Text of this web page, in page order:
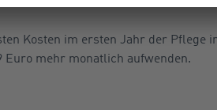
Kosten im ersten Jahr der Pflege
Euro mehr monatlich aufwenden.